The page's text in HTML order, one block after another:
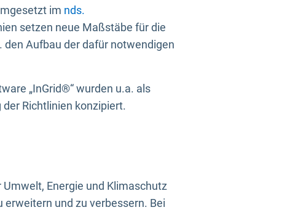
im nds.
setzen neue Maßstäbe für die
Aufbau der dafür notwendigen
„InGrid®“ wurden u.a. als
Richtlinien konzipiert.
Energie und Klimaschutz
und zu verbessern. Bei